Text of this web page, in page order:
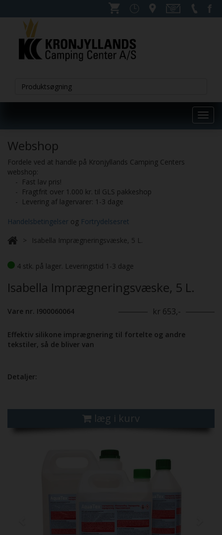
Webshop
Fordele ved at handle på Kronjyllands Camping Centers
webshop:
- Fast lav pris!
- Fragtfrit over 1.000 kr. til GLS pakkeshop
- Levering af lagervarer: 1-3 dage
Handelsbetingelser og Fortrydelsesret
Isabella Imprægneringsvæske, 5 L.
4 stk. på lager. Leveringstid 1-3 dage
Isabella Imprægneringsvæske, 5 L.
Vare nr. I900060064 kr 653,-
Effektiv silikone imprægnering til fortelte og andre
tekstiler, så de bliver van
Detaljer:
læg i kurv